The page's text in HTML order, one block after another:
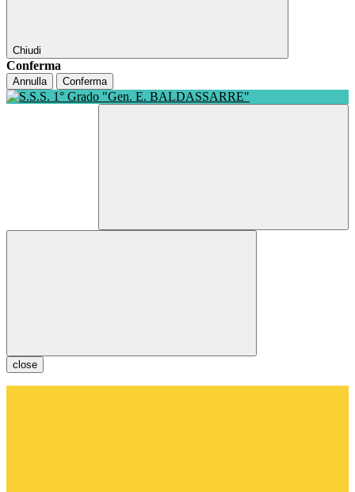
Chiudi
Conferma
Annulla Conferma
close